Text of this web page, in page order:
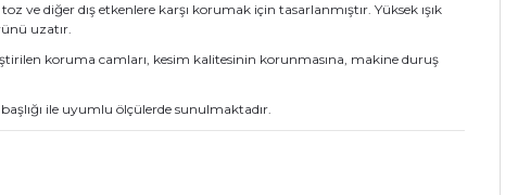
ve diğer dış etkenlere karşı korumak için tasarlanmıştır. Yüksek ışık
uzatır.
koruma camları, kesim kalitesinin korunmasına, makine duruş
ile uyumlu ölçülerde sunulmaktadır.